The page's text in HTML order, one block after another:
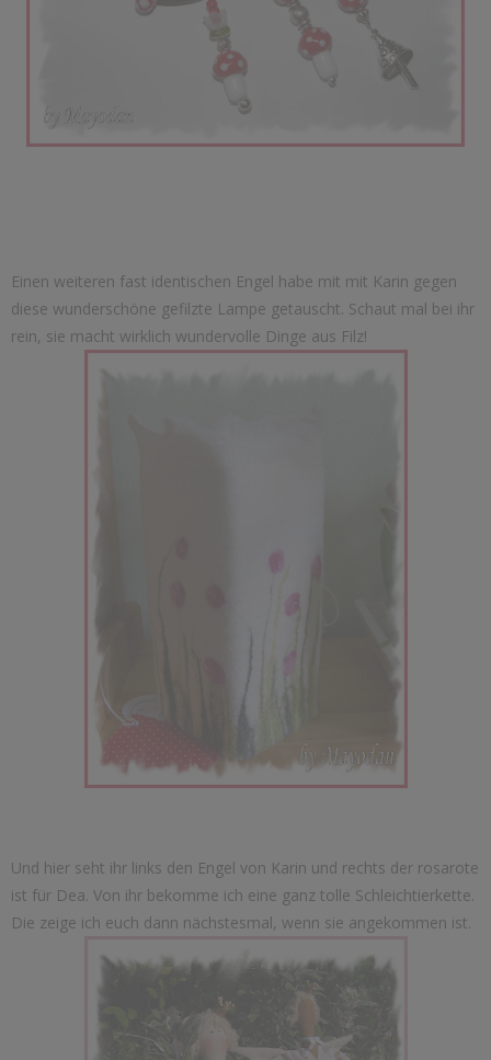
Einen weiteren fast identischen Engel habe mit mit Karin gegen
diese wunderschöne gefilzte Lampe getauscht. Schaut mal bei ihr
rein, sie macht wirklich wundervolle Dinge aus Filz!
Und hier seht ihr links den Engel von Karin und rechts der rosarote
ist für Dea. Von ihr bekomme ich eine ganz tolle Schleichtierkette.
Die zeige ich euch dann nächstesmal, wenn sie angekommen ist.